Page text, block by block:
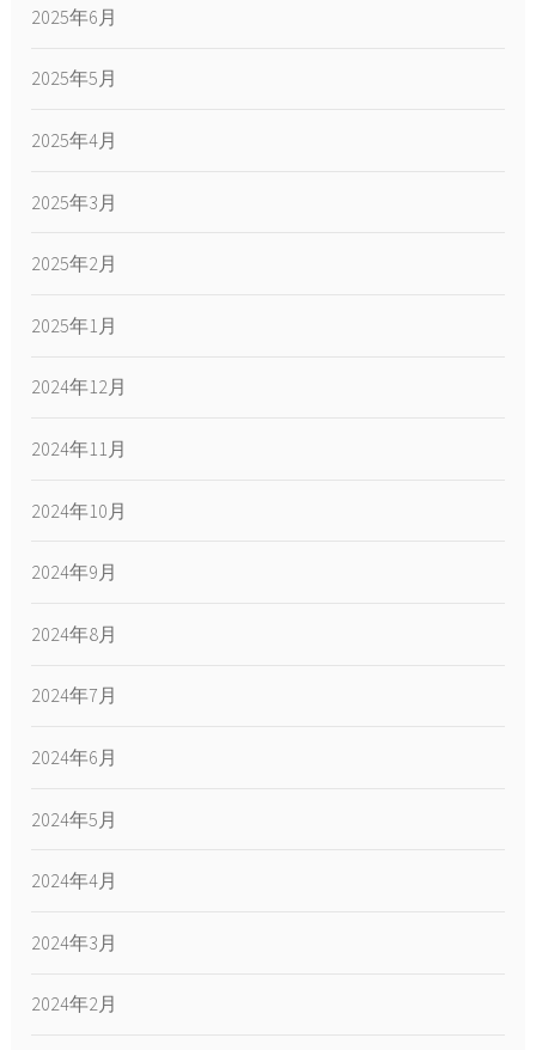
2025年6月
2025年5月
2025年4月
2025年3月
2025年2月
2025年1月
2024年12月
2024年11月
2024年10月
2024年9月
2024年8月
2024年7月
2024年6月
2024年5月
2024年4月
2024年3月
2024年2月